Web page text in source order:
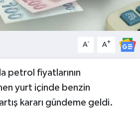
A- A+
petrol fiyatlarının
yurt içinde benzin
kararı gündeme geldi.